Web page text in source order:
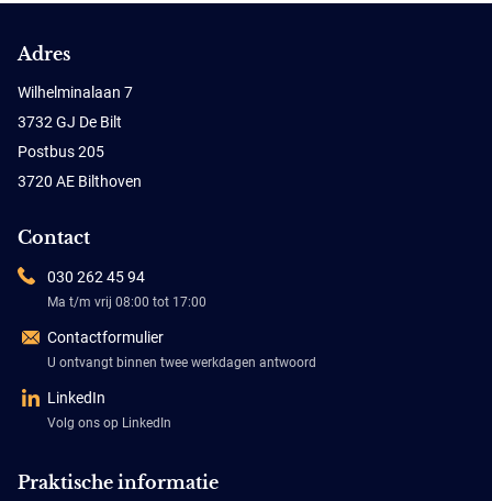
Adres
Wilhelminalaan 7
3732 GJ De Bilt
Postbus 205
3720 AE Bilthoven
Contact
030 262 45 94
Ma t/m vrij 08:00 tot 17:00
Contactformulier
U ontvangt binnen twee werkdagen antwoord
LinkedIn
Volg ons op LinkedIn
Praktische informatie